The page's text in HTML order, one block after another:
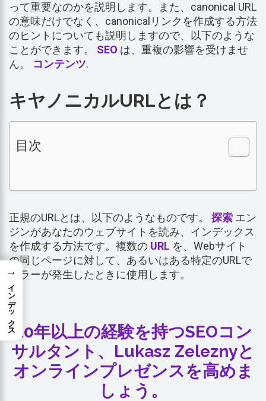
って重要なのかを説明します。また、canonical URL
の意味だけでなく、canonicalリンクを作成する方法
のヒントについても説明しますので、以下のような
ことができます。 SEO は、重複の影響を受けませ
ん。 コンテンツ.
キヤノニカルURLとは？
目次
正規のURLとは、以下のようなものです。 探索 エン
ジンがあなたのウェブサイトを読み、インデックス
を作成する方法です。複数の URL を、Webサイト
の同じページに対して、あるいはある特定のURLで
エラーが発生したときに使用します。
20年以上の経験を持つSEOコン
サルタント、Lukasz Zeleznyと
オンラインプレゼンスを高めま
しょう。
→
インデックス